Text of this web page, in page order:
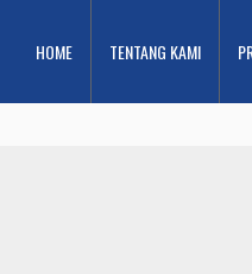
HOME TENTANG KAMI